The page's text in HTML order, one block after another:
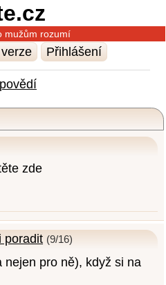
mužům rozumí
Přihlášení
zde
poradit (9/16)
nejen pro ně), když si na